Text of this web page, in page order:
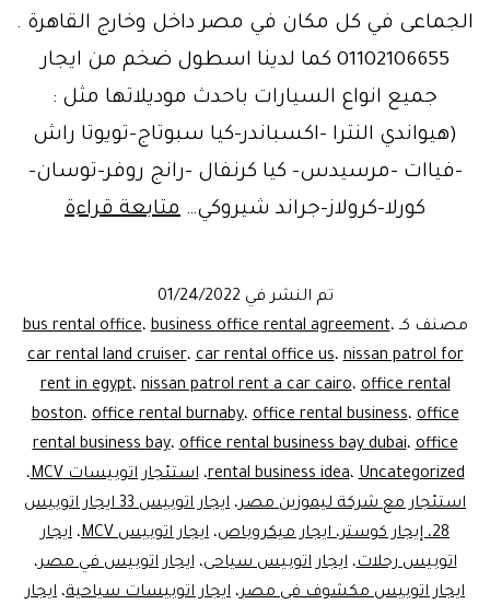
الجماعى في كل مكان في مصر داخل وخارج القاهرة .
01102106655 كما لدينا اسطول ضخم من ايجار
جميع انواع السيارات باحدث موديلاتها مثل :
(هيواندي النترا -اكسباندر-كيا سبوتاج-تويوتا راش
-فياات -مرسيدس- كيا كرنفال -رانج روفر-توسان-
كورلا-كرولاز-جراند شيروكي… متابعة قراءة
تم النشر في 01/24/2022
مصنف كـ
bus rental office،business office rental agreement،
car rental land cruiser،car rental office us،nissan patrol for
rent in egypt،nissan patrol rent a car cairo،office rental
boston،office rental burnaby،office rental business،office
rental business bay،office rental business bay dubai،office
rental business idea،Uncategorized ،استئجار اتوبيسات MCV
،
استئجار مع شركة ليموزين مصر،
ايجار اتوبيس 33 ايجار اتوبيس
28، إيجار كوستر، ايجار ميكروباص
، ايجار اتوبيس MCV ، ايجار
اتوبيس رحلات،ايجار اتوبيس سياحى،ايجار اتوبيس في مصر،
ايجار اتوبيس مكشوف فى مصر، ايجار اتوبيسات سياحية، ايجار